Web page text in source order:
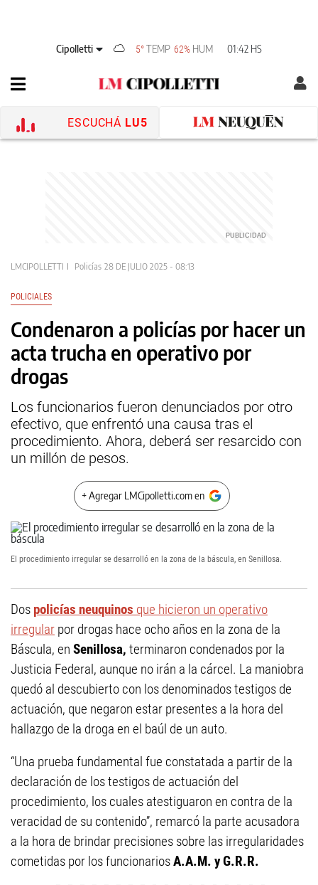
Cipolletti 5°TEMP 62% HUM 01:42 HS
ESCUCHÁ LU5
LMCIPOLLETTI Policías 28 DE JULIO 2025 - 08:13
POLICIALES
Condenaron a policías por hacer un
acta trucha en operativo por
drogas
Los funcionarios fueron denunciados por otro
efectivo, que enfrentó una causa tras el
procedimiento. Ahora, deberá ser resarcido con
un millón de pesos.
+ Agregar LMCipolletti.com en
El procedimiento irregular se desarrolló en la zona de la báscula, en Senillosa.
Dos policías neuquinos que hicieron un operativo
irregular por drogas hace ocho años en la zona de la
Báscula, en Senillosa, terminaron condenados por la
Justicia Federal, aunque no irán a la cárcel. La maniobra
quedó al descubierto con los denominados testigos de
actuación, que negaron estar presentes a la hora del
hallazgo de la droga en el baúl de un auto.
“Una prueba fundamental fue constatada a partir de la
declaración de los testigos de actuación del
procedimiento, los cuales atestiguaron en contra de la
veracidad de su contenido”, remarcó la parte acusadora
a la hora de brindar precisiones sobre las irregularidades
cometidas por los funcionariosA.A.M. y G.R.R.